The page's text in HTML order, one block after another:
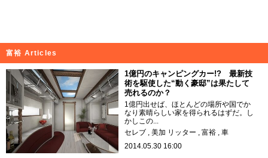
富裕 Articles
1億円のキャンピングカー!? 最新技
術を駆使した“動く豪邸”は果たして
売れるのか？
1億円出せば、ほとんどの場所や国でか
なり素晴らしい家を得られるはずだ。し
かしこの...
セレブ
美加 リッター 富裕
車
2014.05.30 16:00